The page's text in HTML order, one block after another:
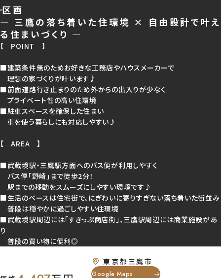
東京都三鷹市
Google Maps
― 三鷹の落ち着いた住環境 × 自由設計で叶え
る住まいづくり ―
【 POINT 】
■建築条件無のためお好きな工務店やハウスメーカーで
理想の家づくりが叶います♪
■前面道路行き止まりのため外からの出入りが少なく
プライベート性の高い住環境
■駐車スペースを確保した住まい
車を使う暮らしにも対応しやすい♪
【 AREA 】
■武蔵境駅・三鷹駅方面へのバス便が利用しやすく
バス停「野崎」まで徒歩2分！
駅までの移動をスムーズにしやすい環境です♪
■生活のベースは住宅街で、にぎわいに寄りすぎない落ち着いた街並み
普段は穏やかに過ごしやすい住環境
■武蔵境駅周辺には「すきっぷ商店街」、三鷹駅周辺には商業施設があ
り
普段の買い物に便利◎
区画
新着物件
おすすめ物件
【土地写真】 野崎2丁目は、生活のベースを落ち着いた住宅街の中に置き
く、日々の暮らしを穏やかに整えやすい環境が広がります。 ※2026年6月6
影